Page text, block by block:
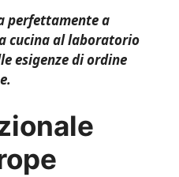
perfettamente a
cucina al laboratorio
esigenze di ordine